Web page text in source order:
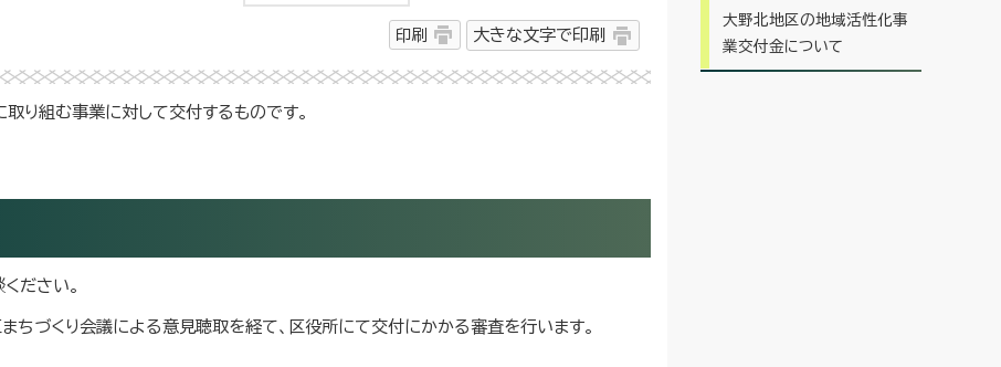
印刷 大きな文字で印刷
り組む事業に対して交付するものです。
ださい。
ちづくり会議による意見聴取を経て、区役所にて交付にかかる審査を行います。
大野北地区の地域活性化事
業交付金について